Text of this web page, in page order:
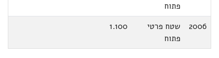
פתוח
2006
שטח פרטי
פתוח
1.100